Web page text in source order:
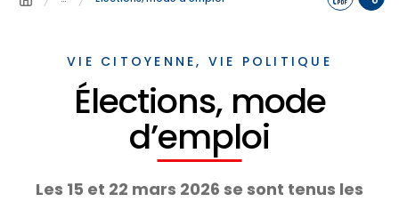
VIE CITOYENNE, VIE POLITIQUE
Élections, mode
d’emploi
Les 15 et 22 mars 2026 se sont tenus les